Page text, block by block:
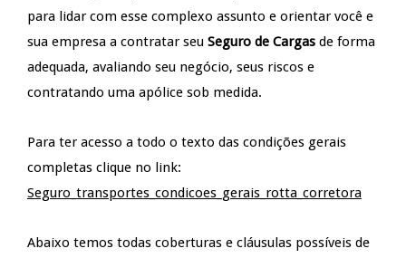
para lidar com esse complexo assunto e orientar você e
sua empresa a contratar seu Seguro de Cargas de forma
adequada, avaliando seu negócio, seus riscos e
contratando uma apólice sob medida.
Para ter acesso a todo o texto das condições gerais
completas clique no link:
Seguro_transportes_condicoes_gerais_rotta_corretora
Abaixo temos todas coberturas e cláusulas possíveis de